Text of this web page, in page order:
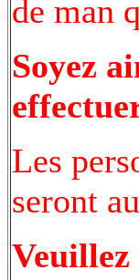
de man
Soyez
Les
seront